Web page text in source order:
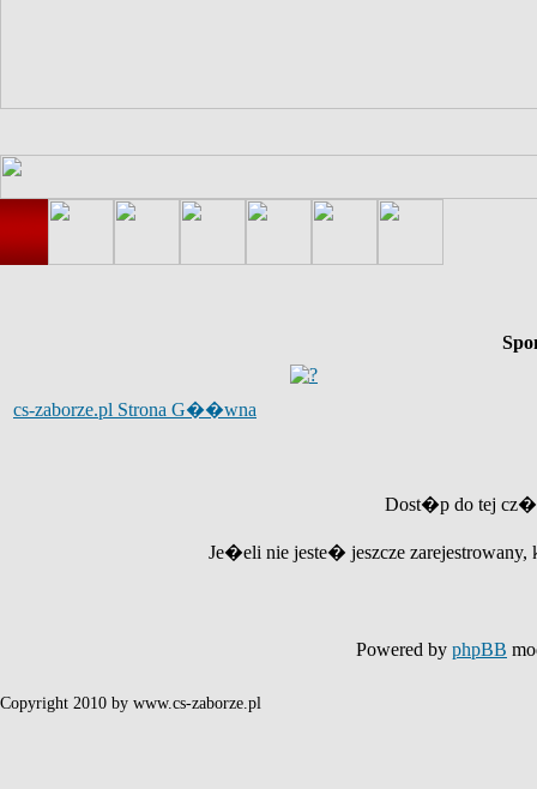
cs-zaborze.pl Strona G��wna
Dost�p do tej
Je�eli nie jeste� jeszcze
Powered by phpBB
Copyright 2010 by www.cs-zaborze.pl